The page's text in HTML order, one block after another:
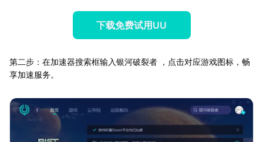
下载免费试用UU
第二步：在加速器搜索框输入银河破裂者 ，点击对应游戏图标，畅
享加速服务。